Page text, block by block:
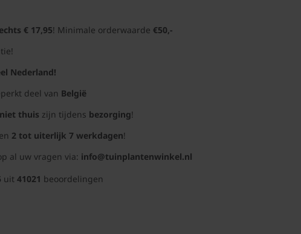
€ 17,95! Minimale orderwaarde €50,-
Nederland!
deel van België
thuis zijn tijdens bezorging!
2 tot uiterlijk 7 werkdagen!
al uw vragen via: info@tuinplantenwinkel.nl
uit 41021 beoordelingen